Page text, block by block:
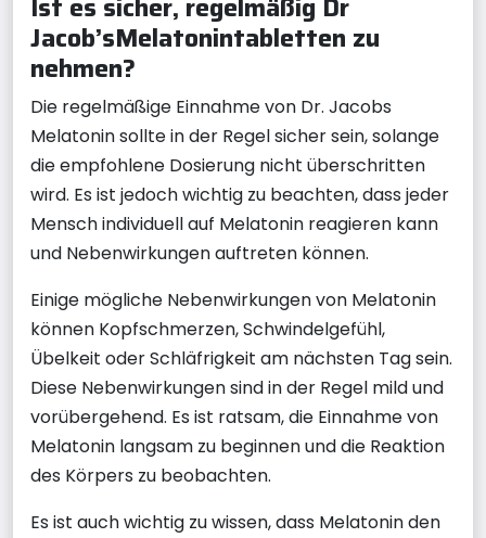
Jacob’sMelatonintabletten zu
nehmen?
Die regelmäßige Einnahme von Dr. Jacobs
Melatonin sollte in der Regel sicher sein, solange
die empfohlene Dosierung nicht überschritten
wird. Es ist jedoch wichtig zu beachten, dass jeder
Mensch individuell auf Melatonin reagieren kann
und Nebenwirkungen auftreten können.
Einige mögliche Nebenwirkungen von Melatonin
können Kopfschmerzen, Schwindelgefühl,
Übelkeit oder Schläfrigkeit am nächsten Tag sein.
Diese Nebenwirkungen sind in der Regel mild und
vorübergehend. Es ist ratsam, die Einnahme von
Melatonin langsam zu beginnen und die Reaktion
des Körpers zu beobachten.
Es ist auch wichtig zu wissen, dass Melatonin den